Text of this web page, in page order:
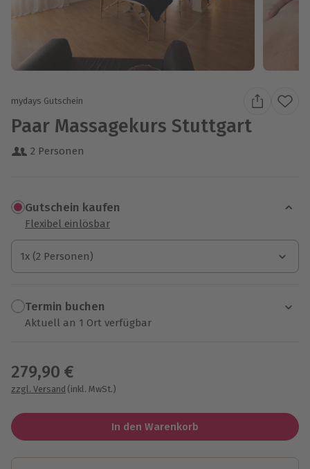
mydays Gutschein
Paar Massagekurs Stuttgart
2 Personen
Gutschein kaufen
Flexibel einlösbar
1x (2 Personen)
1x (2 Personen)
1x (2 Personen)
Termin buchen
Aktuell an 1 Ort verfügbar
279,90 €
zzgl. Versand (inkl. MwSt.)
In den Warenkorb